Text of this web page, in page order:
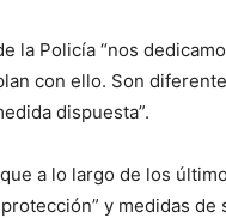
la Policía “nos
con ello. Son
dispuesta”.
a lo largo de los
y medidas de